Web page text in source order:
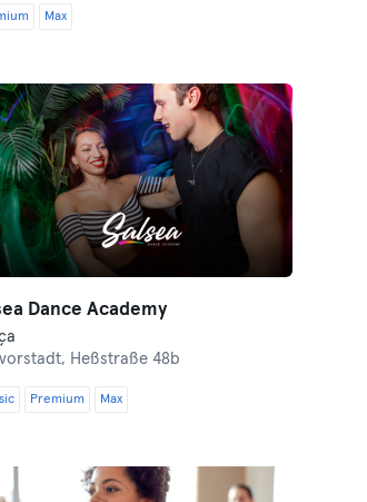
Max
Dance Academy
Heßstraße 48b
Premium Max